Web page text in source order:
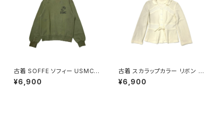
古着 SOFFE ソフィー USMC
アメリカ製 ロゴ 長袖 スウェット
トレーナー 緑 カーキ (ttu2508
¥6,900
古着 スカラップカラー リボン 無
地 長袖 ニット カーディガン ベ
ージュ 生成り (ttu2501064)
¥6,900